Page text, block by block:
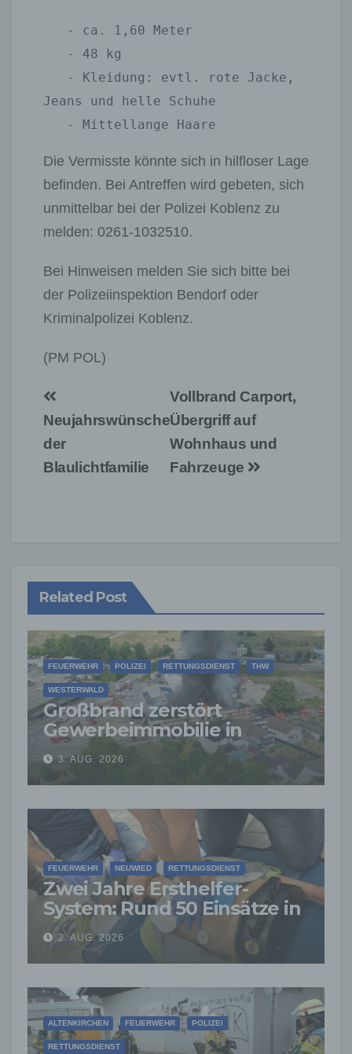
Jeans und helle Schuhe
   - Mittellange Haare
Die Vermisste könnte sich in hilfloser Lage
befinden. Bei Antreffen wird gebeten, sich
unmittelbar bei der Polizei Koblenz zu
melden: 0261-1032510.
Bei Hinweisen melden Sie sich bitte bei
der Polizeiinspektion Bendorf oder
Kriminalpolizei Koblenz.
(PM POL)
Beitragsnavigation
Vollbrand Carport,
Übergriff auf
Wohnhaus und
Fahrzeuge
Neujahrswünsche
der
Blaulichtfamilie
Related Post
FEUERWEHR POLIZEI RETTUNGSDIENST THW
WESTERWALD
Großbrand zerstört
Gewerbeimmobilie in
Siershahn –
Millionenschaden
entstanden
3. AUG. 2026
FEUERWEHR NEUWIED RETTUNGSDIENST
Zwei Jahre Ersthelfer-
System: Rund 50 Einsätze in
der VG Asbach
2. AUG. 2026
ALTENKIRCHEN FEUERWEHR POLIZEI
RETTUNGSDIENST